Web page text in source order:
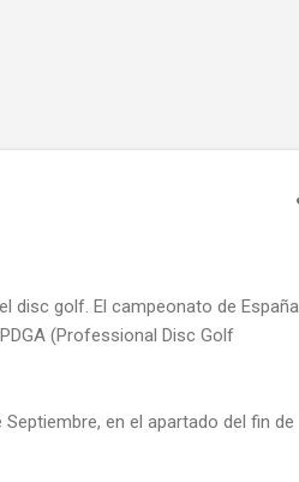
disc golf. El campeonato de España
(Professional Disc Golf
en el apartado del fin de